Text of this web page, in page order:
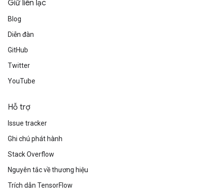
Giữ liên lạc
Blog
Diễn đàn
GitHub
Twitter
YouTube
Hỗ trợ
Issue tracker
Ghi chú phát hành
Stack Overflow
Nguyên tắc về thương hiệu
Trích dẫn TensorFlow